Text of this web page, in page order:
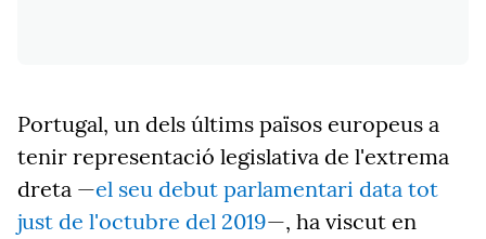
Portugal, un dels últims països europeus a
tenir representació legislativa de l'extrema
dreta —el seu debut parlamentari data tot
just de l'octubre del 2019—, ha viscut en